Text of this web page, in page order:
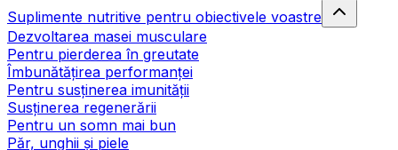
Suplimente nutritive pentru obiectivele voastre
Dezvoltarea masei musculare
Pentru pierderea în greutate
Îmbunătățirea performanței
Pentru susținerea imunității
Susținerea regenerării
Pentru un somn mai bun
Păr, unghii și piele